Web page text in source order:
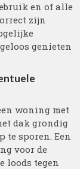
en of alle
zijn
genieten
woning met
dak grondig
te sporen. Een
voor de
loods tegen